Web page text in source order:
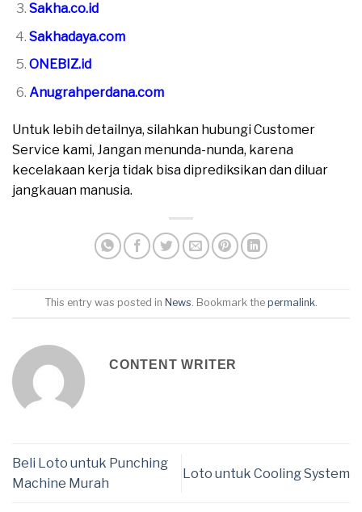
Sakha.co.id
Sakhadaya.com
ONEBIZ.id
Anugrahperdana.com
Untuk lebih detailnya, silahkan hubungi Customer
Service kami, Jangan menunda-nunda, karena
kecelakaan kerja tidak bisa diprediksikan dan diluar
jangkauan manusia.
This entry was posted in News. Bookmark the permalink.
CONTENT WRITER
Beli Loto untuk Punching
Machine Murah
Loto untuk Cooling System